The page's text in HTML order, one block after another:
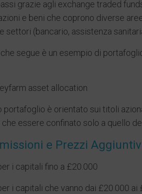
grazie agli exchange traded
e beni che coprono diverse
settori (bancario, assistenza
segue è un esempio di
portafoglio è orientato sui titoli
essere confinato solo a quello
e Prezzi
i capitali fino a £20.000
i capitali che vanno dai £20.000 ai